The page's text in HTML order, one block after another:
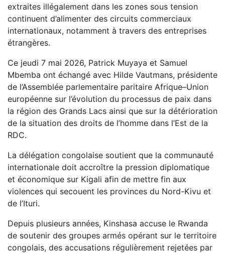
extraites illégalement dans les zones sous tension
continuent d’alimenter des circuits commerciaux
internationaux, notamment à travers des entreprises
étrangères.
Ce jeudi 7 mai 2026, Patrick Muyaya et Samuel
Mbemba ont échangé avec Hilde Vautmans, présidente
de l’Assemblée parlementaire paritaire Afrique–Union
européenne sur l’évolution du processus de paix dans
la région des Grands Lacs ainsi que sur la détérioration
de la situation des droits de l’homme dans l’Est de la
RDC.
La délégation congolaise soutient que la communauté
internationale doit accroître la pression diplomatique
et économique sur Kigali afin de mettre fin aux
violences qui secouent les provinces du Nord-Kivu et
de l’Ituri.
Depuis plusieurs années, Kinshasa accuse le Rwanda
de soutenir des groupes armés opérant sur le territoire
congolais, des accusations régulièrement rejetées par